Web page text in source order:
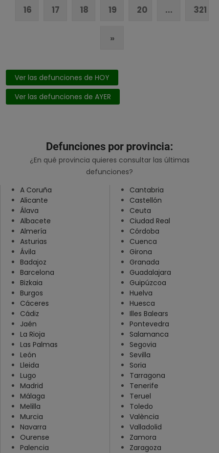
Las Palmas
León
Málaga
Navarra
Ourense
Palencia
Pontevedra
Salamanca
Santa Cruz De Tenerife
Segovia
Sevilla
Soria
Tarragona
Teruel
Toledo
Valencia
Valladolid
Zamora
Zaragoza
16 17 18 19 20 ... 321
»
Ver las defunciones de HOY
Ver las defunciones de AYER
Defunciones por provincia:
¿En qué provincia quieres consultar las últimas
defunciones?
A Coruña
Alicante
Álava
Albacete
Almería
Asturias
Ávila
Badajoz
Barcelona
Bizkaia
Burgos
Cáceres
Cádiz
Cantabria
Castellón
Ceuta
Ciudad Real
Córdoba
Cuenca
Girona
Granada
Guadalajara
Guipúzcoa
Huelva
Huesca
Illes Balears
Jaén
La Rioja
Las Palmas
León
Lleida
Lugo
Madrid
Málaga
Melilla
Murcia
Navarra
Ourense
Palencia
Pontevedra
Salamanca
Segovia
Sevilla
Soria
Tarragona
Tenerife
Teruel
Toledo
València
Valladolid
Zamora
Zaragoza